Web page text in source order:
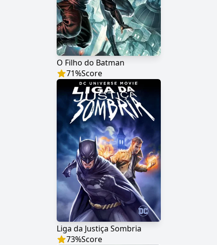
O Filho do Batman
71%Score
Liga da Justiça Sombria
73%Score